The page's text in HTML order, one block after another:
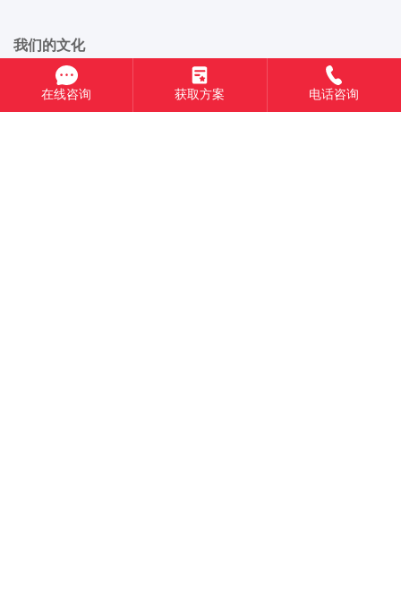
我们的文化
企业愿景：让每家企业都能运用互联网，轻松赢市场！
在线咨询 获取方案 电话咨询